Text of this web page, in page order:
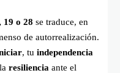
19 o 28 se traduce, en
de autorrealización.
, tu independencia
resiliencia ante el